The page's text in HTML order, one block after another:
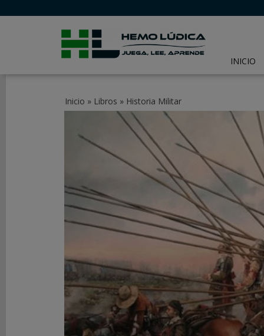
INICIO
CATEGORÍAS
DE
CARTAS
JUEGOS
DE
ROL
LIBROS
Terror
Inicio » Libros » Historia Militar